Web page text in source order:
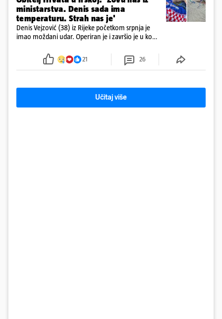
ministarstva. Denis sada ima
temperaturu. Strah nas je'
Denis Vejzović (38) iz Rijeke početkom srpnja je
imao moždani udar. Operiran je i završio je u komi.
tamošnji liječnici ne vjeruju u oporavak: 'Imamo
21 26
Učitaj više